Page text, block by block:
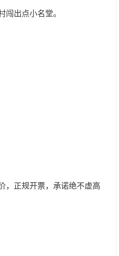
闯出点小名堂。
，正规开票，承诺绝不虚高